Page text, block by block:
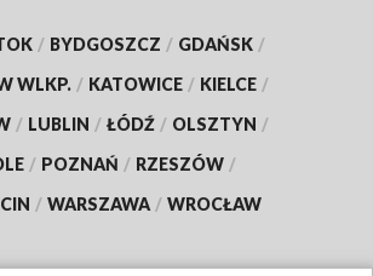
/ BYDGOSZCZ / GDAŃSK /
WLKP. / KATOWICE / KIELCE /
/ LUBLIN / ŁÓDŹ / OLSZTYN /
/ POZNAŃ / RZESZÓW /
/ WARSZAWA / WROCŁAW